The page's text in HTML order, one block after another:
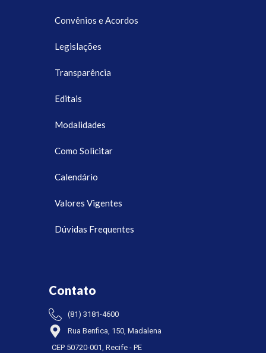
Convênios e Acordos
Legislações
Transparência
Editais
Modalidades
Como Solicitar
Calendário
Valores Vigentes
Dúvidas Frequentes
Contato
(81) 3181-4600
Rua Benfica, 150, Madalena
CEP 50720-001, Recife - PE